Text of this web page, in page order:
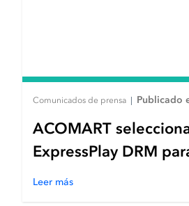
Comunicados de prensa | Publicado
ACOMART
ExpressPlay DRM
contenido africano
Leer más